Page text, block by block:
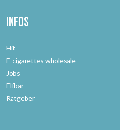
Infos
Hit
E-cigarettes wholesale
Jobs
Elfbar
Ratgeber